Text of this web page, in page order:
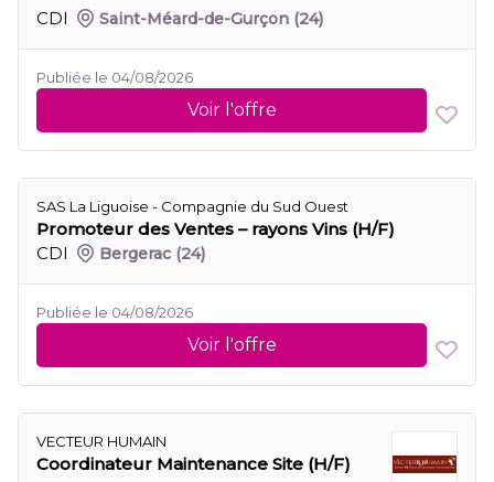
CDI
Saint-Méard-de-Gurçon (24)
Publiée le 04/08/2026
Voir l'offre
SAS La Liguoise - Compagnie du Sud Ouest
Promoteur des Ventes – rayons Vins (H/F)
CDI
Bergerac (24)
Publiée le 04/08/2026
Voir l'offre
VECTEUR HUMAIN
Coordinateur Maintenance Site (H/F)